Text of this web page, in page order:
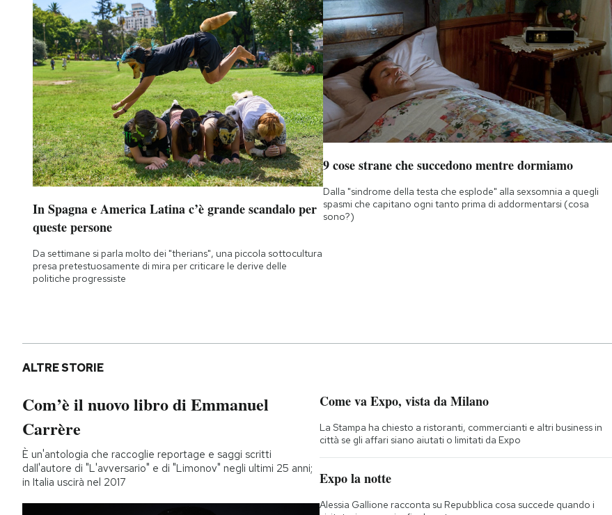
In Spagna e America Latina c’è grande scandalo per
queste persone
Da settimane si parla molto dei "therians", una piccola sottocultura
presa pretestuosamente di mira per criticare le derive delle
politiche progressiste
9 cose strane che succedono mentre dormiamo
Dalla "sindrome della testa che esplode" alla sexsomnia a quegli
spasmi che capitano ogni tanto prima di addormentarsi (cosa
sono?)
ALTRE STORIE
Com’è il nuovo libro di Emmanuel
Carrère
È un'antologia che raccoglie reportage e saggi scritti
dall'autore di "L'avversario" e di "Limonov" negli ultimi 25 anni;
in Italia uscirà nel 2017
Come va Expo, vista da Milano
La Stampa ha chiesto a ristoranti, commercianti e altri business in
città se gli affari siano aiutati o limitati da Expo
Expo la notte
Alessia Gallione racconta su Repubblica cosa succede quando i